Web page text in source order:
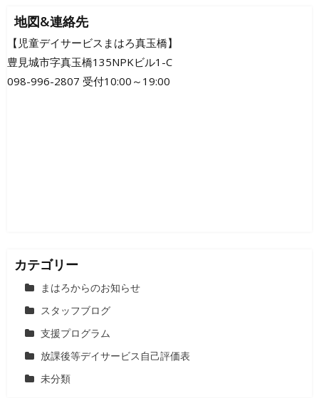
ナ
ビ
ゲ
地図&連絡先
【児童デイサービスまはろ真玉橋】
豊見城市字真玉橋135NPKビル1-C
098-996-2807 受付10:00～19:00
カテゴリー
まはろからのお知らせ
スタッフブログ
支援プログラム
放課後等デイサービス自己評価表
未分類